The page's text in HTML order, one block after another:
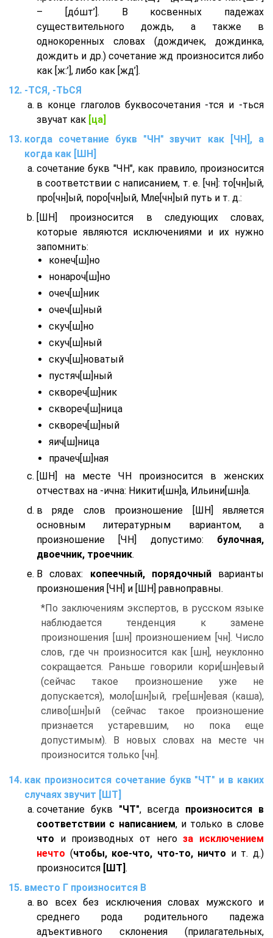
– [до́шт’]. В косвенных падежах
существительного дождь, а также в
однокоренных словах (дождичек, дождинка,
дождить и др.) сочетание жд произносится либо
как [ж:’], либо как [жд’].
-ТСЯ, -ТЬСЯ
в конце глаголов буквосочетания -тся и -ться
звучат как [ца]
когда сочетание букв "ЧН" звучит как [ЧН], а
когда как [ШН]
сочетание букв "ЧН", как правило, произносится
в соответствии с написанием, т. е. [чн]: то[чн]ый,
про[чн]ый, поро[чн]ый, Мле[чн]ый путь и т. д.:
[ШН] произносится в следующих словах,
которые являются исключениями и их нужно
запомнить:
конеч[ш]но
нонароч[ш]но
очеч[ш]ник
очеч[ш]ный
скуч[ш]но
скуч[ш]ный
скуч[ш]новатый
пустяч[ш]ный
сквореч[ш]ник
сквореч[ш]ница
сквореч[ш]ный
яич[ш]ница
прачеч[ш]ная
[ШН] на месте ЧН произносится в женских
отчествах на -ична: Никити[шн]а, Ильини[шн]а.
в ряде слов произношение [ШН] является
основным литературным вариантом, а
произношение [ЧН] допустимо: булочная,
двоечник, троечник.
В словах: копеечный, порядочныйварианты
произношения [ЧН] и [ШН] равноправны.
*По заключениям экспертов, в русском языке
наблюдается тенденция к замене
произношения [шн] произношением [чн]. Число
слов, где чн произносится как [шн], неуклонно
сокращается. Раньше говорили кори[шн]евый
(сейчас такое произношение уже не
допускается), моло[шн]ый, гре[шн]евая (каша),
сливо[шн]ый (сейчас такое произношение
признается устаревшим, но пока еще
допустимым). В новых словах на месте чн
произносится только [чн].
как произносится сочетание букв "ЧТ" и в каких
случаях звучит [ШТ]
сочетание букв "ЧТ", всегда произносится в
соответствии с написанием, и только в слове
что и производных от негоза исключением
нечто (чтобы, кое-что, что-то, ничто и т. д.)
произносится [ШТ] .
вместо Г произносится В
во всех без исключения словах мужского и
среднего рода родительного падежа
адъективного склонения (прилагательных,